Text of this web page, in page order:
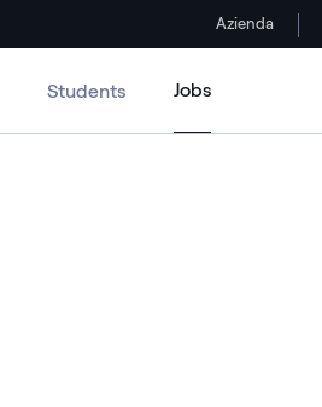
Azienda
Students Jobs